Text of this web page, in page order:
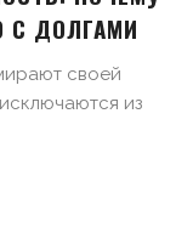
С ДОЛГАМИ
своей
из